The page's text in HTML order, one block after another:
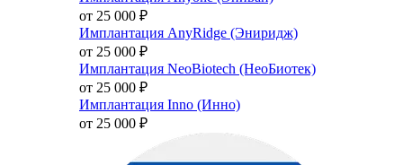
от 25 000 ₽
Имплантация AnyRidge (Эниридж)
от 25 000 ₽
Имплантация NeoBiotech (НеоБиотек)
от 25 000 ₽
Имплантация Inno (Инно)
от 25 000 ₽